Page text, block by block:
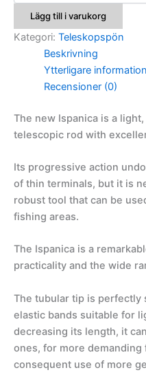
Lägg till i varukorg
Kategori: Teleskopspön
Beskrivning
Ytterligare information
Recensioner (0)
The new Ispanica is a
telescopic rod with
Its progressive action
of thin terminals, but it is
robust tool that can be
fishing areas.
The Ispanica is a
practicality and the wide
The tubular tip is perfectly
elastic bands suitable for
decreasing its length, it
ones, for more
consequent use of more